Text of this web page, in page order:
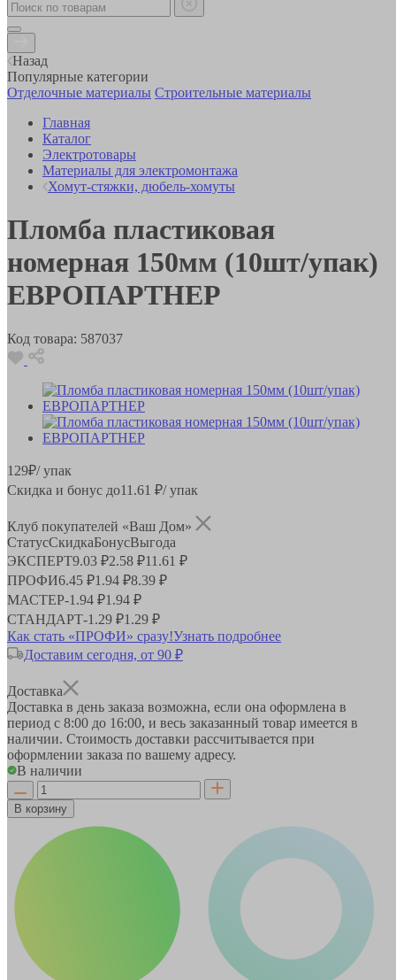
Назад
Популярные категории
Отделочные материалы Строительные материалы
Главная
Каталог
Электротовары
Материалы для электромонтажа
Хомут-стяжки, дюбель-хомуты
Пломба пластиковая
номерная 150мм (10шт/упак)
ЕВРОПАРТНЕР
Код товара: 587037
129₽/ упак
Скидка и бонус до11.61 ₽/ упак
Клуб покупателей «Ваш Дом»
СтатусСкидкаБонусВыгода
ЭКСПЕРТ9.03 ₽2.58 ₽11.61 ₽
ПРОФИ6.45 ₽1.94 ₽8.39 ₽
МАСТЕР-1.94 ₽1.94 ₽
СТАНДАРТ-1.29 ₽1.29 ₽
Как стать «ПРОФИ» сразу!Узнать подробнее
Доставим сегодня, от 90 ₽
Доставка
Доставка в день заказа возможна, если она оформлена в
период с 8:00 до 16:00, и весь заказанный товар имеется в
наличии. Стоимость доставки рассчитывается при
оформлении заказа по вашему адресу.
В наличии
В корзину